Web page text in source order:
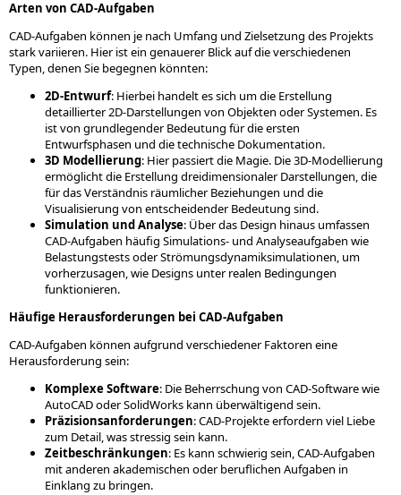
Arten von CAD-Aufgaben
CAD-Aufgaben können je nach Umfang und Zielsetzung des Projekts
stark variieren. Hier ist ein genauerer Blick auf die verschiedenen
Typen, denen Sie begegnen könnten:
2D-Entwurf: Hierbei handelt es sich um die Erstellung
detaillierter 2D-Darstellungen von Objekten oder Systemen. Es
ist von grundlegender Bedeutung für die ersten
Entwurfsphasen und die technische Dokumentation.
3D Modellierung: Hier passiert die Magie. Die 3D-Modellierung
ermöglicht die Erstellung dreidimensionaler Darstellungen, die
für das Verständnis räumlicher Beziehungen und die
Visualisierung von entscheidender Bedeutung sind.
Simulation und Analyse: Über das Design hinaus umfassen
CAD-Aufgaben häufig Simulations- und Analyseaufgaben wie
Belastungstests oder Strömungsdynamiksimulationen, um
vorherzusagen, wie Designs unter realen Bedingungen
funktionieren.
Häufige Herausforderungen bei CAD-Aufgaben
CAD-Aufgaben können aufgrund verschiedener Faktoren eine
Herausforderung sein:
Komplexe Software: Die Beherrschung von CAD-Software wie
AutoCAD oder SolidWorks kann überwältigend sein.
Präzisionsanforderungen: CAD-Projekte erfordern viel Liebe
zum Detail, was stressig sein kann.
Zeitbeschränkungen: Es kann schwierig sein, CAD-Aufgaben
mit anderen akademischen oder beruflichen Aufgaben in
Einklang zu bringen.